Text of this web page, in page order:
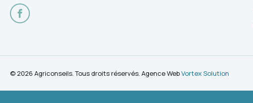
Facebook
© 2026 Agriconseils. Tous droits réservés. Agence WebVortex Solution